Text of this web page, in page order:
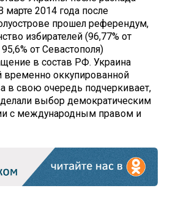
марте 2014 года после
прошел референдум,
избирателей (96,77% от
от Севастополя)
в состав РФ. Украина
временно оккупированной
в свою очередь подчеркивает,
выбор демократическим
с международным правом и